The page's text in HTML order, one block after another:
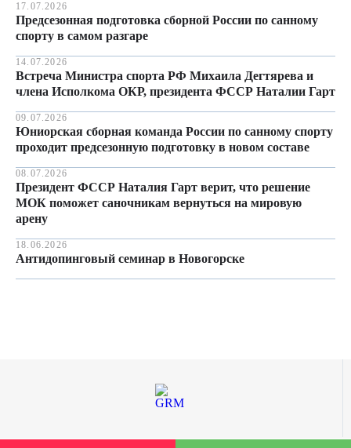
17.07.2026
Предсезонная подготовка сборной России по санному
спорту в самом разгаре
14.07.2026
Встреча Министра спорта РФ Михаила Дегтярева и
члена Исполкома ОКР, президента ФССР Наталии Гарт
09.07.2026
Юниорская сборная команда России по санному спорту
проходит предсезонную подготовку в новом составе
08.07.2026
Президент ФССР Наталия Гарт верит, что решение
МОК поможет саночникам вернуться на мировую
арену
18.06.2026
Антидопинговый семинар в Новогорске